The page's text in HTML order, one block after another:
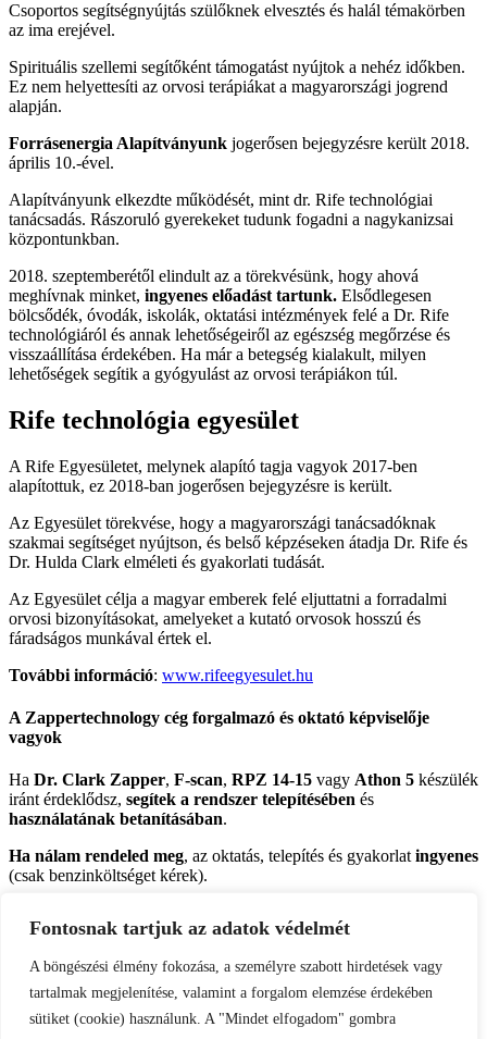
Fontosnak tartjuk az adatok védelmét
A böngészési élmény fokozása, a személyre szabott hirdetések vagy
tartalmak megjelenítése, valamint a forgalom elemzése érdekében
sütiket (cookie) használunk. A "Mindet elfogadom" gombra
Csoportos segítségnyújtás szülőknek elvesztés és halál témakörben
az ima erejével.
Spirituális szellemi segítőként támogatást nyújtok a nehéz időkben.
Ez nem helyettesíti az orvosi terápiákat a magyarországi jogrend
alapján.
Forrásenergia Alapítványunk jogerősen bejegyzésre került 2018.
április 10.-ével.
Alapítványunk elkezdte működését, mint dr. Rife technológiai
tanácsadás. Rászoruló gyerekeket tudunk fogadni a nagykanizsai
központunkban.
2018. szeptemberétől elindult az a törekvésünk, hogy ahová
meghívnak minket, ingyenes előadást tartunk. Elsődlegesen
bölcsődék, óvodák, iskolák, oktatási intézmények felé a Dr. Rife
technológiáról és annak lehetőségeiről az egészség megőrzése és
visszaállítása érdekében. Ha már a betegség kialakult, milyen
lehetőségek segítik a gyógyulást az orvosi terápiákon túl.
Rife technológia egyesület
A Rife Egyesületet, melynek alapító tagja vagyok 2017-ben
alapítottuk, ez 2018-ban jogerősen bejegyzésre is került.
Az Egyesület törekvése, hogy a magyarországi tanácsadóknak
szakmai segítséget nyújtson, és belső képzéseken átadja Dr. Rife és
Dr. Hulda Clark elméleti és gyakorlati tudását.
Az Egyesület célja a magyar emberek felé eljuttatni a forradalmi
orvosi bizonyításokat, amelyeket a kutató orvosok hosszú és
fáradságos munkával értek el.
További információ: www.rifeegyesulet.hu
A Zappertechnology cég forgalmazó és oktató képviselője
vagyok
Ha Dr. Clark Zapper, F-scan, RPZ 14-15 vagy Athon 5 készülék
iránt érdeklődsz, segítek a rendszer telepítésében és
használatának betanításában.
Ha nálam rendeled meg, az oktatás, telepítés és gyakorlatingyenes
(csak benzinköltséget kérek).
szállítás és gyakorlat ára500 EUR.
gépek és áraikról további információ itt:
www.zappertechnology.hu
vagy nálam az alábbi telefonszámon:
+36 20 282 7446